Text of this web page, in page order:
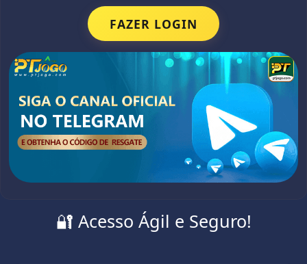
FAZER LOGIN
🔐 Acesso Ágil e Seguro!